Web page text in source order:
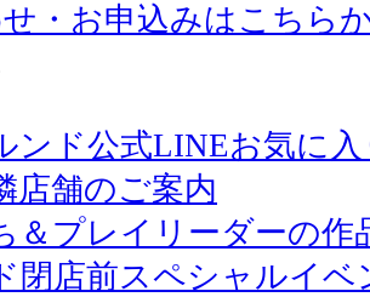
・お申込みはこちら
ンド公式LINEお気に
店舗のご案内
＆プレイリーダーの作
閉店前スペシャルイベ